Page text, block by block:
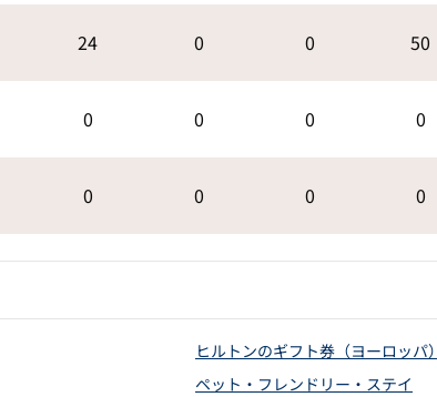
24 0 0 50
0 0 0 0
0 0 0 0
ヒルトンのギフト券（ヨーロッパ）
ペット・フレンドリー・ステイ